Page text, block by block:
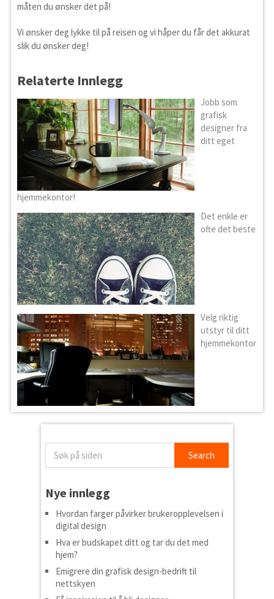
måten du ønsker det på!
Vi ønsker deg lykke til på reisen og vi håper du får det akkurat
slik du ønsker deg!
Relaterte Innlegg
Jobb som
grafisk
designer fra
ditt eget
hjemmekontor!
Det enkle er
ofte det beste
Velg riktig
utstyr til ditt
hjemmekontor
Nye innlegg
Hvordan farger påvirker brukeropplevelsen i
digital design
Hva er budskapet ditt og tar du det med
hjem?
Emigrere din grafisk design-bedrift til
nettskyen